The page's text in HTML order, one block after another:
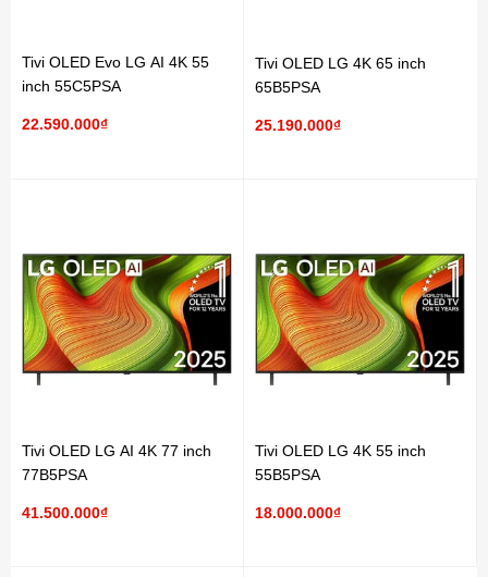
Tivi OLED Evo LG AI 4K 55
inch 55C5PSA
22.590.000₫
Tivi OLED LG 4K 65 inch
65B5PSA
25.190.000₫
Tivi OLED LG AI 4K 77 inch
77B5PSA
41.500.000₫
Tivi OLED LG 4K 55 inch
55B5PSA
18.000.000₫